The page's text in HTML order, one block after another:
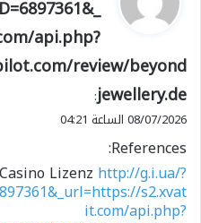
و
ل
api.php?
review/beyond
jewellery.de
:
08/07/2026 الساعة 04:21
References:
Lizenz http://g.i.ua/?
s2.xvat
it.com/api.php?